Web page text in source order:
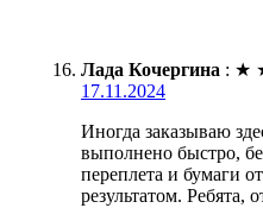
Лада Кочергина : ★
17.11.2024
Иногда заказываю
выполнено быстро,
переплета и бумаги
результатом. Ребята,